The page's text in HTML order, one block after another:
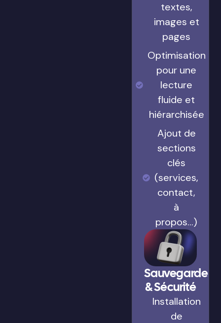
textes,
images et
pages
Optimisation
pour une
lecture
fluide et
hiérarchisée
Ajout de
sections
clés
(services,
contact,
à
propos…)
Sauvegarde
& Sécurité
Installation
de